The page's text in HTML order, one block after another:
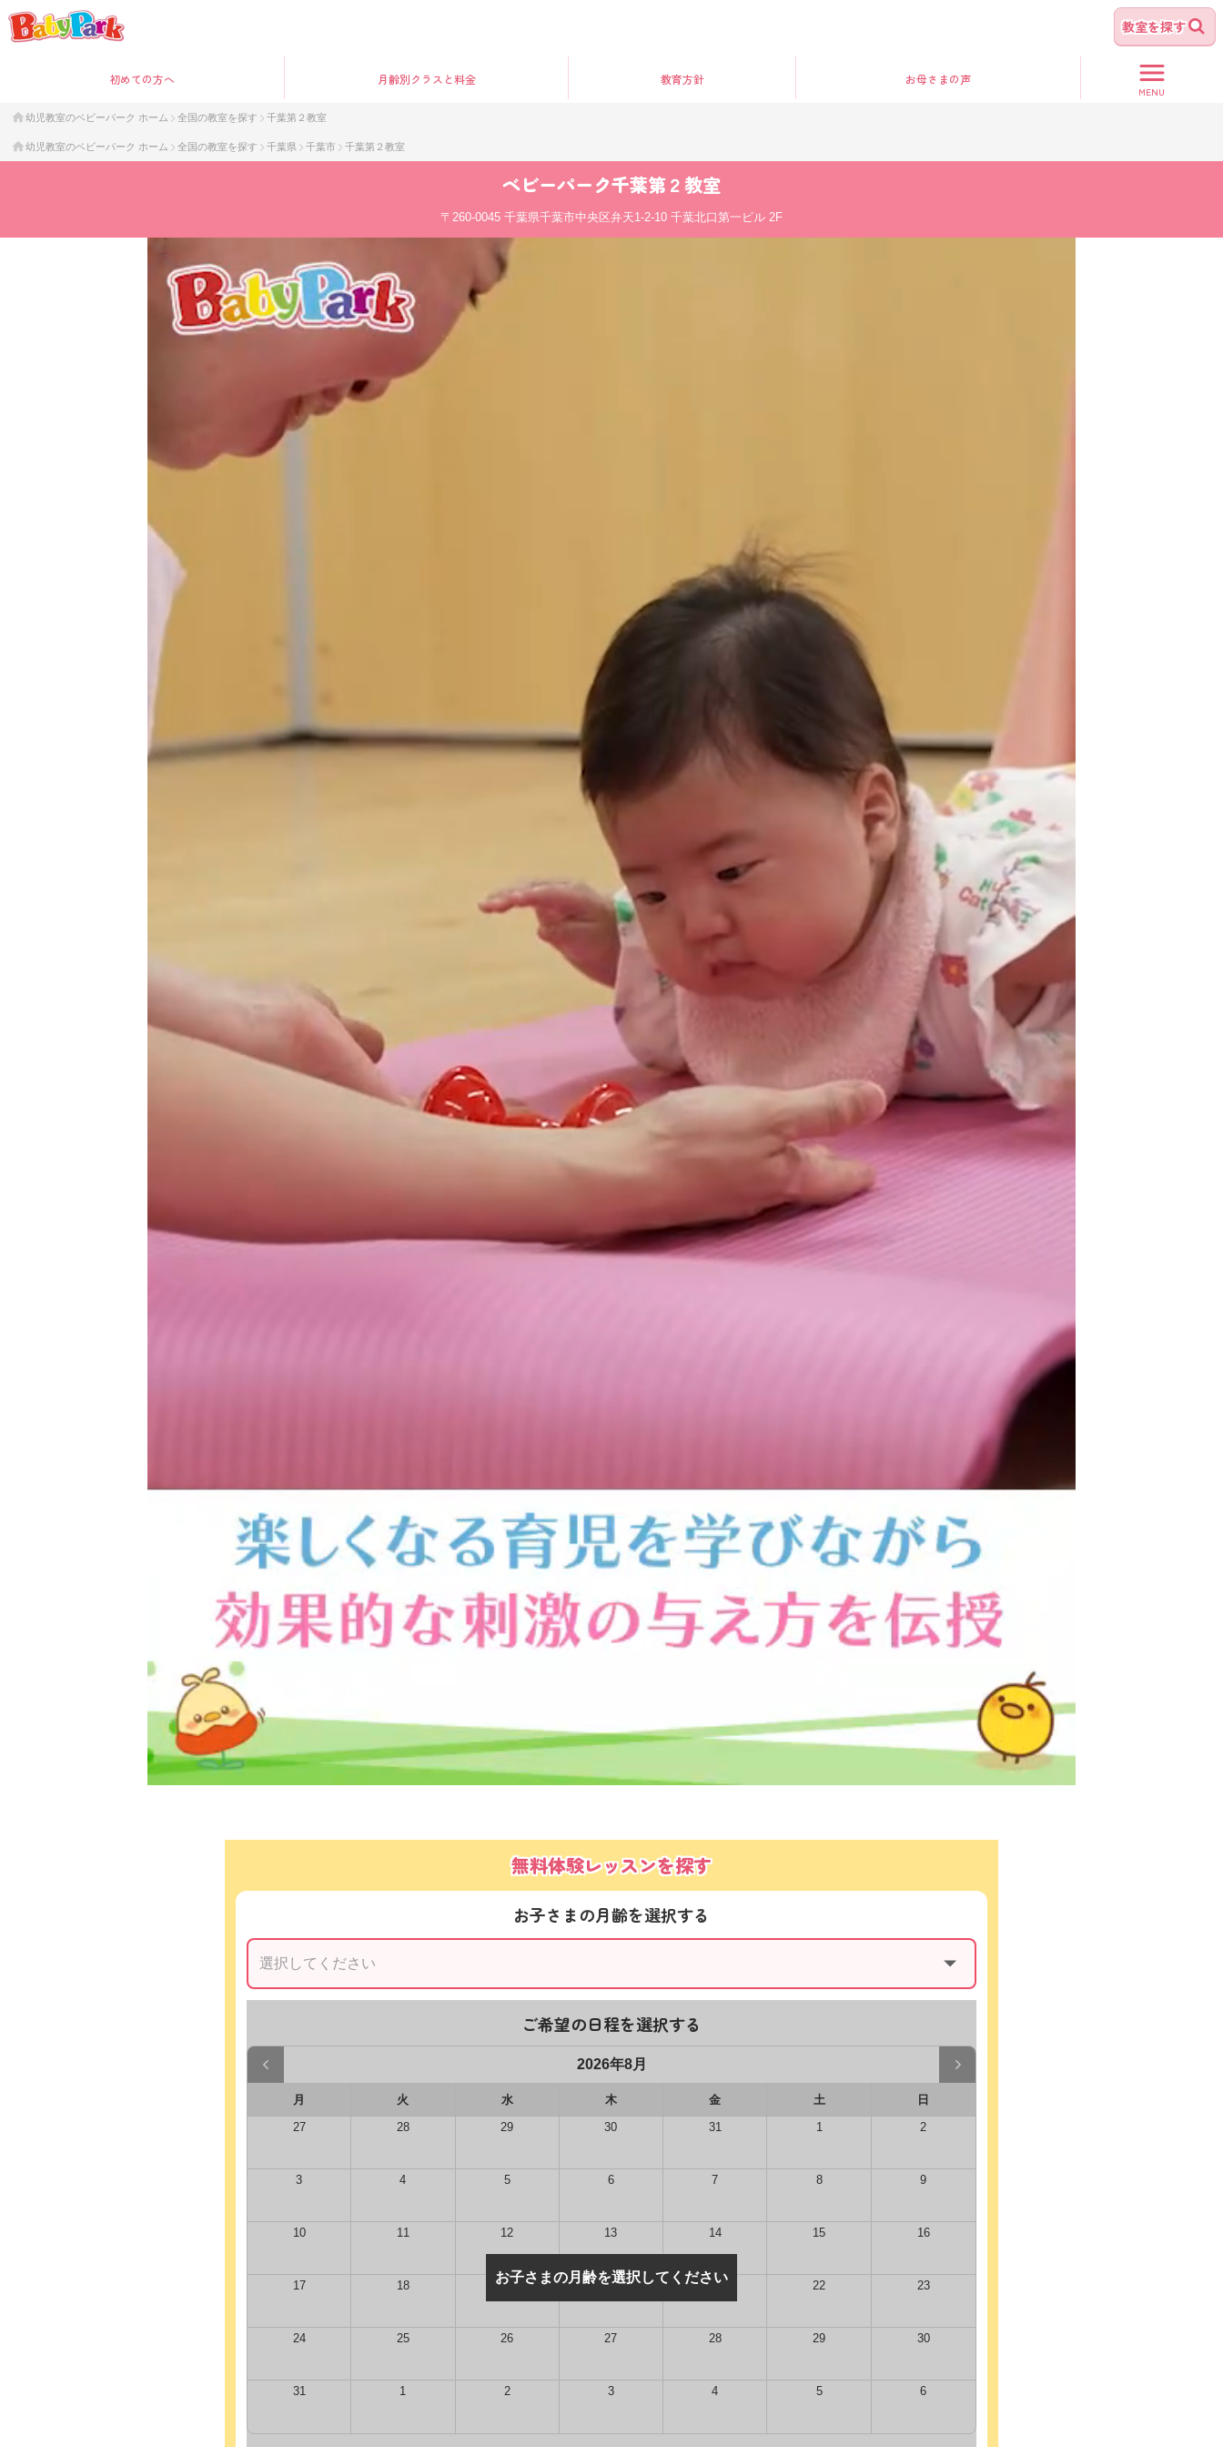
教室を探す
初めての方へ 月齢別クラス と料金 教育方針 お母さまの声
MENU
幼児教室のベビーパーク ホーム 全国の教室を探す 千葉第２教室
幼児教室のベビーパーク ホーム 全国の教室を探す 千葉県 千葉市 千葉第２教室
ベビーパーク千葉第２教室
〒260-0045 千葉県千葉市中央区弁天1-2-10 千葉北口第一ビル 2F
無料体験レッスンを探す
お子さまの月齢を選択する
ご希望の日程を選択する
2026年8月
月 火 水 木 金 土
日
27
28 29 30 31 1 2
3 4 5 6 7 8 9
10 11 12 13 14 15 16
17 18 19 20 21 22 23
24 25 26 27 28 29 30
31 1 2 3 4 5 6
お子さまの月齢を選択してください